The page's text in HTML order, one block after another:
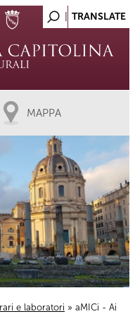
MAPPA
e laboratori » aMICi - Ai